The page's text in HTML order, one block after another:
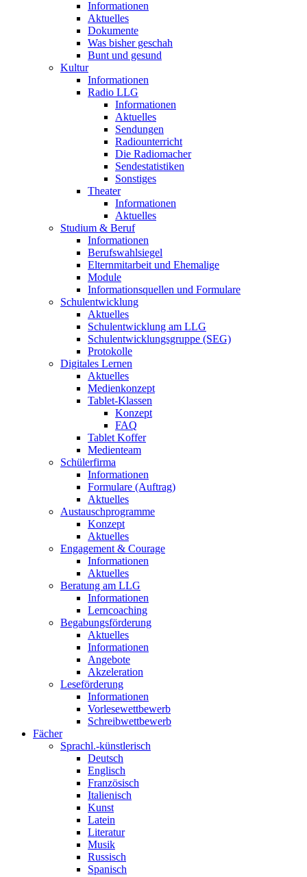
Informationen
Aktuelles
Dokumente
Was bisher geschah
Bunt und gesund
Kultur
Informationen
Radio LLG
Informationen
Aktuelles
Sendungen
Radiounterricht
Die Radiomacher
Sendestatistiken
Sonstiges
Theater
Informationen
Aktuelles
Studium & Beruf
Informationen
Berufswahlsiegel
Elternmitarbeit und Ehemalige
Module
Informationsquellen und Formulare
Schulentwicklung
Aktuelles
Schulentwicklung am LLG
Schulentwicklungsgruppe (SEG)
Protokolle
Digitales Lernen
Aktuelles
Medienkonzept
Tablet-Klassen
Konzept
FAQ
Tablet Koffer
Medienteam
Schülerfirma
Informationen
Formulare (Auftrag)
Aktuelles
Austauschprogramme
Konzept
Aktuelles
Engagement & Courage
Informationen
Aktuelles
Beratung am LLG
Informationen
Lerncoaching
Begabungsförderung
Aktuelles
Informationen
Angebote
Akzeleration
Leseförderung
Informationen
Vorlesewettbewerb
Schreibwettbewerb
Fächer
Sprachl.-künstlerisch
Deutsch
Englisch
Französisch
Italienisch
Kunst
Latein
Literatur
Musik
Russisch
Spanisch